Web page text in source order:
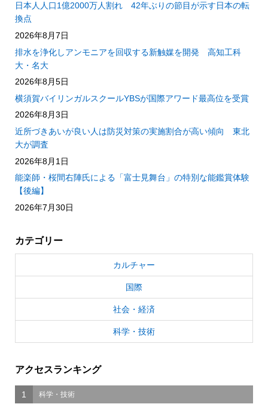
日本人人口1億2000万人割れ 42年ぶりの節目が示す日本の転
換点
2026年8月7日
排水を浄化しアンモニアを回収する新触媒を開発 高知工科
大・名大
2026年8月5日
横須賀バイリンガルスクールYBSが国際アワード最高位を受賞
2026年8月3日
近所づきあいが良い人は防災対策の実施割合が高い傾向 東北
大が調査
2026年8月1日
能楽師・桜間右陣氏による「富士見舞台」の特別な能鑑賞体験
【後編】
2026年7月30日
カテゴリー
カルチャー
国際
社会・経済
科学・技術
アクセスランキング
1 科学・技術